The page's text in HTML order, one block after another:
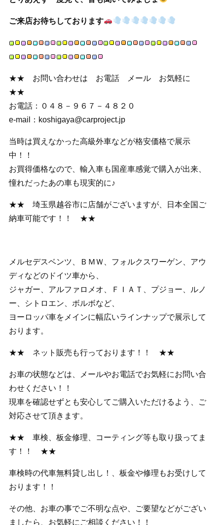
ご来店お待ちしております
★★ お問い合わせは お電話 メール お気軽に
★★
お電話：０４８－９６７－４８２０
e-mail：koshigaya@carproject.jp
当時は買えなかった高級外車などが格安価格で展示
中！！
お買得価格なので、輸入車も国産車感覚で購入が出来、
憧れだったあの車も現実的に♪
★★ 埼玉県越谷市に店舗がございますが、日本全国ご
納車可能です！！ ★★
メルセデスベンツ、ＢＭＷ、フォルクスワーゲン、アウ
ディなどのドイツ車から、
ジャガー、アルファロメオ、ＦＩＡＴ、プジョー、ルノ
ー、シトロエン、ボルボなど、
ヨーロッパ車をメインに幅広いラインナップで展示して
おります。
★★ ネット販売も行っております！！ ★★
お車の状態などは、メールやお電話でお気軽にお問い合
わせください！！
現車を確認せずとも安心してご購入いただけるよう、ご
対応させて頂きます。
★★ 車検、板金修理、コーティング等も取り扱ってま
す！！ ★★
車検時の代車無料貸し出し！、板金や修理もお受けして
おります！！
その他、お車の事でご不明な点や、ご要望などがござい
ましたら、お気軽にご相談ください！！